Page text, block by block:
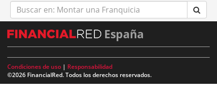
Buscar
en:
España
Condiciones de uso | Responsabilidad
©2026 FinancialRed. Todos los derechos reservados.